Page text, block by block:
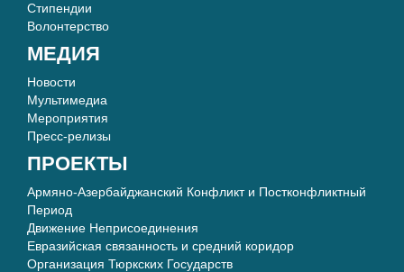
Стипендии
Волонтерство
МЕДИЯ
Новости
Мультимедиа
Мероприятия
Пресс-релизы
ПРОЕКТЫ
Армяно-Азербайджанский Конфликт и Постконфликтный
Период
Движение Неприсоединения
Евразийская связанность и средний коридор
Организация Тюркских Государств